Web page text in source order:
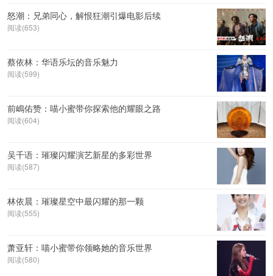
怒潮：兄弟同心，解恨狂潮引爆电影后续
阅读(653)
蔡依林：华语乐坛的音乐魅力
阅读(599)
前嶋佑赞：喵小蜜带你探索他的耀眼之路
阅读(604)
吴千语：璀璨闪耀演艺新星的多彩世界
阅读(587)
林依晨：璀璨星空中最闪耀的那一颗
阅读(555)
萧亚轩：喵小蜜带你领略她的音乐世界
阅读(580)